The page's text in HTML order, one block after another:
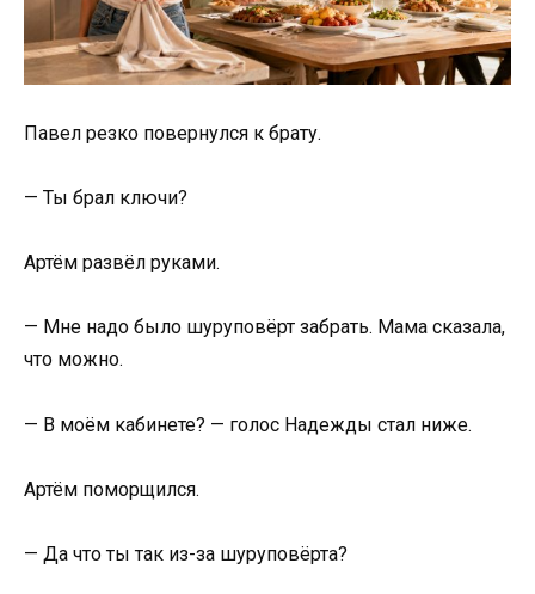
Павел резко повернулся к брату.
— Ты брал ключи?
Артём развёл руками.
— Мне надо было шуруповёрт забрать. Мама сказала,
что можно.
— В моём кабинете? — голос Надежды стал ниже.
Артём поморщился.
— Да что ты так из-за шуруповёрта?